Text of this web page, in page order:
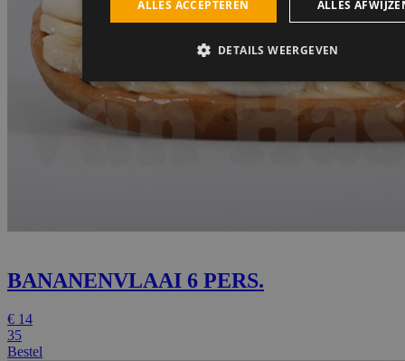
BANANENVLAAI 6 PERS.
€ 14
35
Bestel